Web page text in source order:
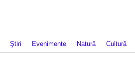
Ştiri Evenimente Natură Cultură